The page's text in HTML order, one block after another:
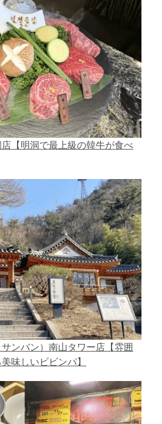
【明洞で最上級の韓牛が食べ
ンバン）南山タワー店【雰囲
味しいビビンパ】